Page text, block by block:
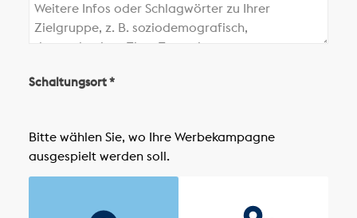
Schaltungsort *
Bitte wählen Sie, wo Ihre Werbekampagne
ausgespielt werden soll.